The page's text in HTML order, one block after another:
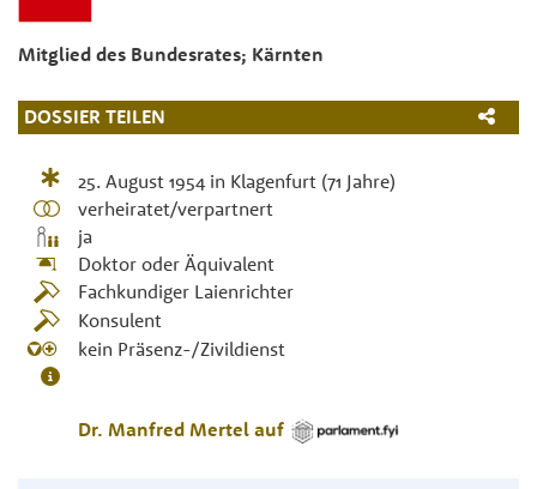
Mitglied des Bundesrates; Kärnten
DOSSIER TEILEN
25. August 1954in Klagenfurt (71 Jahre)
verheiratet/verpartnert
ja
Doktor oder Äquivalent
Fachkundiger Laienrichter
Konsulent
kein Präsenz-/Zivildienst
Dr. Manfred Mertelauf